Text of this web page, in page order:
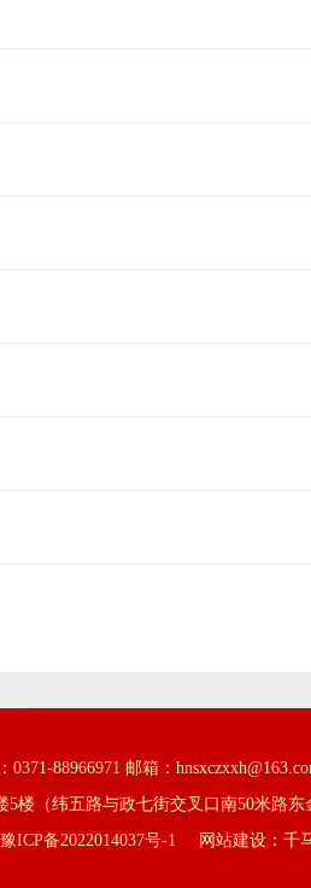
88966971 邮箱：
楼（纬五路与政七街交叉口南50米路东
豫ICP备2022014037号-1 网站建设： 千